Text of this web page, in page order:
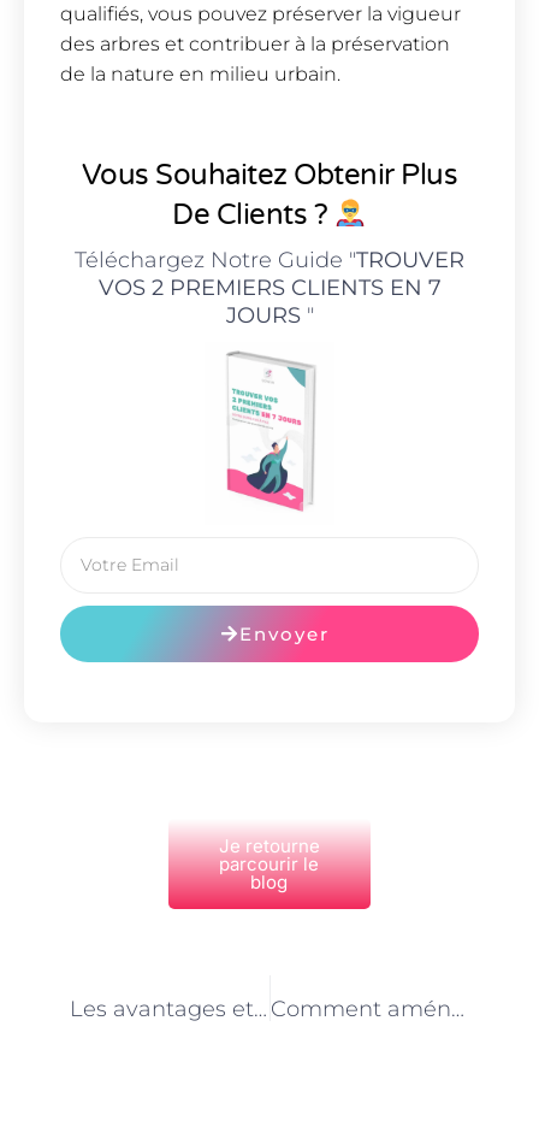
qualifiés, vous pouvez préserver la vigueur
des arbres et contribuer à la préservation
de la nature en milieu urbain.
Vous Souhaitez Obtenir Plus
De Clients ?
Téléchargez Notre Guide "TROUVER
VOS 2 PREMIERS CLIENTS EN 7
JOURS"
Envoyer
Je retourne
parcourir le
blog
Les avantages et inconvénients des différents types de carrelage à Paris Comment aménager un petit jardin dans un espace urbain à Paris ?